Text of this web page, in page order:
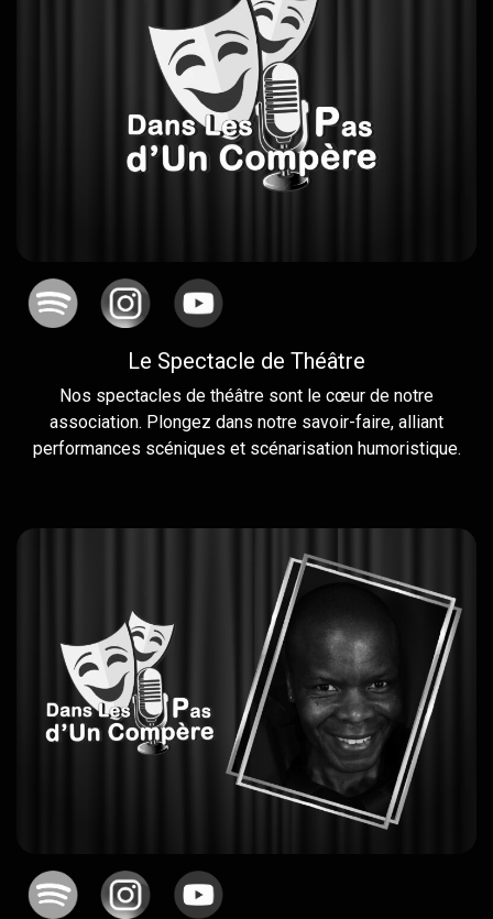
Le Spectacle de Théâtre
Nos spectacles de théâtre sont le cœur de notre
association. Plongez dans notre savoir-faire, alliant
performances scéniques et scénarisation humoristique.